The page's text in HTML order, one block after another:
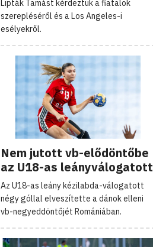
Lipták Tamást kérdeztük a fiatalok
szerepléséről és a Los Angeles-i
esélyekről.
Nem jutott vb-elődöntőbe
az U18-as leányválogatott
Az U18-as leány kézilabda-válogatott
négy góllal elveszítette a dánok elleni
vb-negyeddöntőjét Romániában.